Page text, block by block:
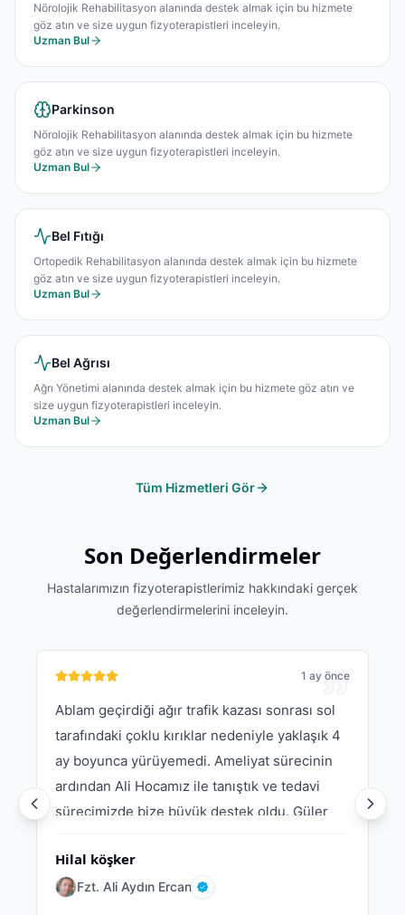
Nörolojik Rehabilitasyon alanında destek almak için bu hizmete
göz atın ve size uygun fizyoterapistleri inceleyin.
Uzman Bul
Parkinson
Nörolojik Rehabilitasyon alanında destek almak için bu hizmete
göz atın ve size uygun fizyoterapistleri inceleyin.
Uzman Bul
Bel Fıtığı
Ortopedik Rehabilitasyon alanında destek almak için bu hizmete
göz atın ve size uygun fizyoterapistleri inceleyin.
Uzman Bul
Bel Ağrısı
Ağrı Yönetimi alanında destek almak için bu hizmete göz atın ve
size uygun fizyoterapistleri inceleyin.
Uzman Bul
Tüm Hizmetleri Gör
Son Değerlendirmeler
Hastalarımızın fizyoterapistlerimiz hakkındaki gerçek
değerlendirmelerini inceleyin.
1 ay önce
Ablam geçirdiği ağır trafik kazası sonrası sol
tarafındaki çoklu kırıklar nedeniyle yaklaşık 4
ay boyunca yürüyemedi. Ameliyat sürecinin
ardından Ali Hocamız ile tanıştık ve tedavi
sürecimizde bize büyük destek oldu. Güler
ablamın yeniden ayağa kalkma yolculuğunda
çok önemli bir rol oynadı. Her seansa umut ve
Hilal köşker
Fzt. Ali Aydın Ercan Doğrulanmış